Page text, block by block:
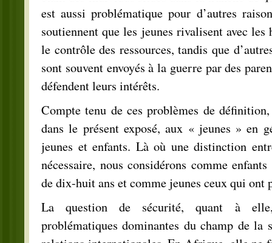
est aussi problématique pour d’autres
soutiennent que les jeunes rivalisent avec les
le contrôle des ressources, tandis que
sont souvent envoyés à la guerre par des
défendent leurs intérêts.
Compte tenu de ces problèmes de
dans le présent exposé, aux « jeunes » en
jeunes et enfants. Là où une distinction
nécessaire, nous considérons comme
de dix-huit ans et comme jeunes ceux qui ont
La question de sécurité, quant à
problématiques dominantes du champ de la